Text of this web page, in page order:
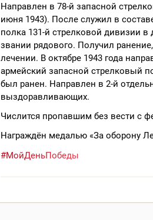
Направлен в 78-й запасной
июня 1943). После служил в
полка 131-й стрелковой дивизии в
звании рядового. Получил
лечении. В октябре 1943 года
армейский запасной стрелковый
был ранен. Направлен в 2-й
выздоравливающих.
Числится пропавшим без вести с
Награждён медалью «За оборону
#МойДеньПобеды